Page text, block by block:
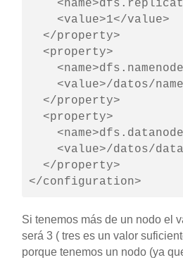
<value>1</value>
</property>
<property>
<value>/datos/
</property>
<property>
<value>/datos/
</property>
</configuration>
Si tenemos más de un nodo el
será 3 ( tres es un valor
porque tenemos un nodo (ya